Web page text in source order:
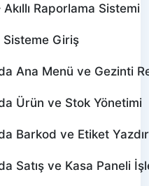
Raporlama Sistemi
Sisteme Giriş
Ana Menü ve Gezinti
Ürün ve Stok Yönetimi
Barkod ve Etiket
Satış ve Kasa Paneli